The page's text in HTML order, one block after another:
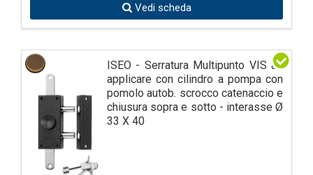
Vedi scheda
ISEO - Serratura Multipunto VIS ad
applicare con cilindro a pompa con
pomolo autob. scrocco catenaccio e
chiusura sopra e sotto - interasse Ø
33 X 40